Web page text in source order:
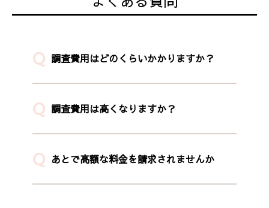
Q 調査費用はどのくらいかかりますか？
Q 調査費用は高くなりますか？
Q あとで高額な料金を請求されませんか